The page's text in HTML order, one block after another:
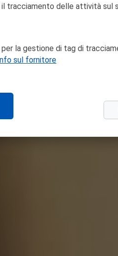
tracciamento delle attività sul
la gestione di tag di
Info sul fornitore